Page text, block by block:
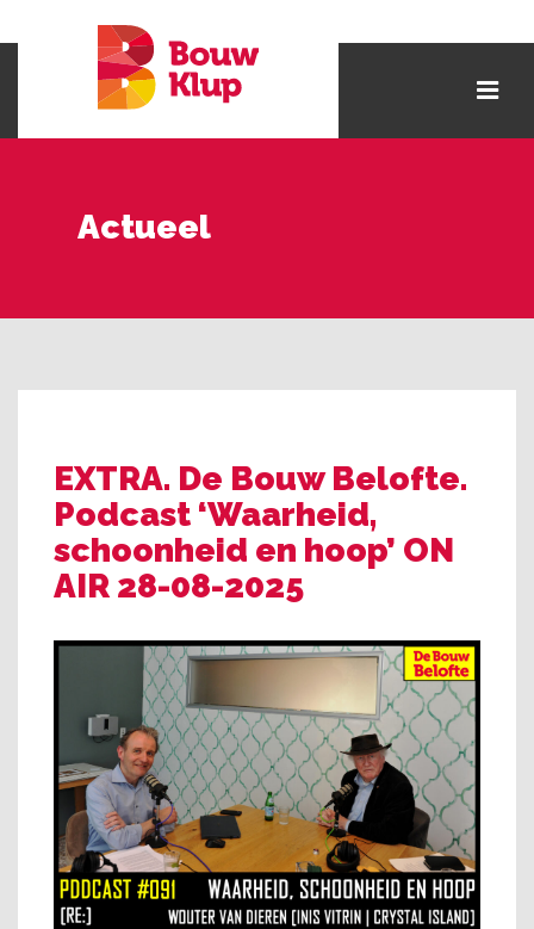
Actueel
EXTRA. De Bouw Belofte.
Podcast ‘Waarheid,
schoonheid en hoop’ ON
AIR 28-08-2025